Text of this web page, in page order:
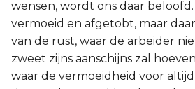
wensen, wordt ons daar
vermoeid en afgetobt, maar
van de rust, waar de arbeider
zweet zijns aanschijns zal
waar de vermoeidheid voor